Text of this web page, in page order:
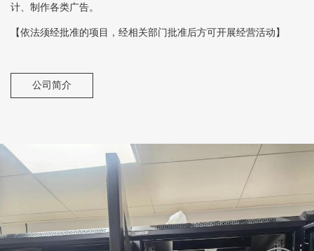
计、制作各类广告。
【依法须经批准的项目，经相关部门批准后方可开展经营活动】
公司简介